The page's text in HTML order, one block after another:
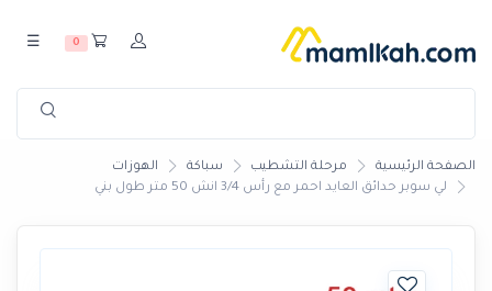
0
☰
الصفحة الرئيسية مرحلة التشطيب سباكة
الهوزات
لي سوبر حدائق العايد احمر مع رأس 3/4 انش 50 متر طول بني